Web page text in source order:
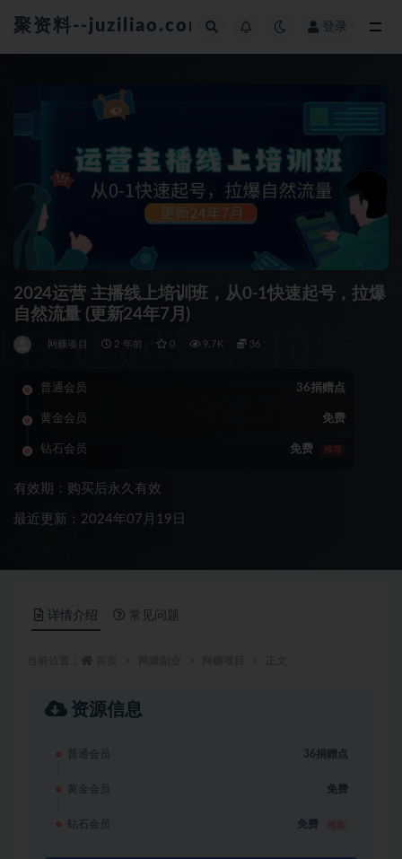
聚资料--juziliao.com--全网资料整合平台
登录
2024运营 主播线上培训班，从0-1快速起号，拉爆
自然流量 (更新24年7月)
网赚项目 2 年前 0 9.7K 36
普通会员 36捐赠点
黄金会员 免费
钻石会员 免费 推荐
有效期：购买后永久有效
最近更新：2024年07月19日
详情介绍 常见问题
资源信息
普通会员 36捐赠点
黄金会员 免费
钻石会员 免费